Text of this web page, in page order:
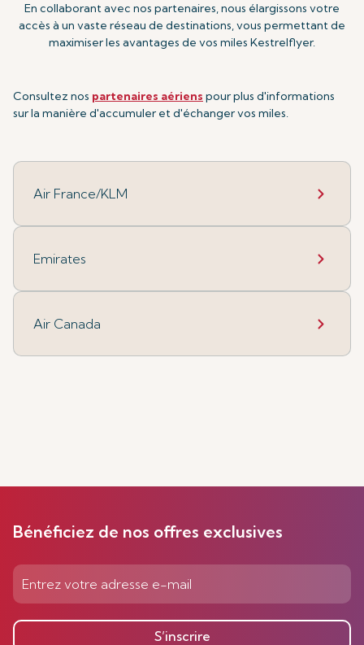
En collaborant avec nos partenaires, nous élargissons votre
accès à un vaste réseau de destinations, vous permettant de
maximiser les avantages de vos miles Kestrelflyer.
Consultez nos partenaires aériens pour plus d'informations
sur la manière d'accumuler et d'échanger vos miles.
Air France/KLM
Emirates
Air Canada
Bénéficiez de nos offres exclusives
S’inscrire